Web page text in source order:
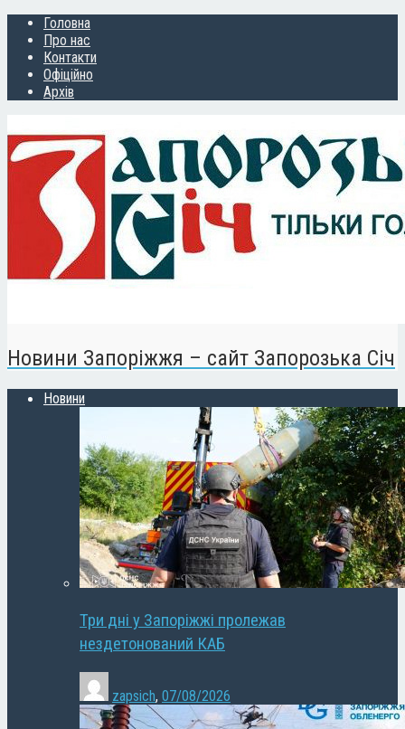
Головна
Про нас
Контакти
Офіційно
Архів
Новини Запоріжжя – сайт Запорозька Січ
Новини
Три дні у Запоріжжі пролежав
нездетонований КАБ
zapsich, 07/08/2026